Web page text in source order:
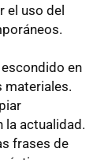
el uso del
en
materiales.
la actualidad.
frases de